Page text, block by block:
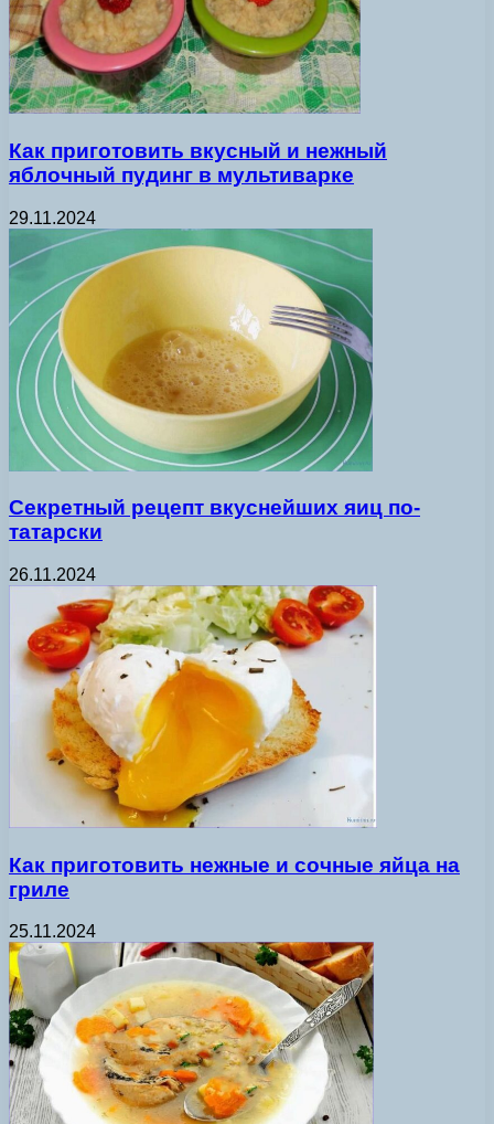
Как приготовить вкусный и нежный
яблочный пудинг в мультиварке
29.11.2024
Секретный рецепт вкуснейших яиц по-
татарски
26.11.2024
Как приготовить нежные и сочные яйца на
гриле
25.11.2024